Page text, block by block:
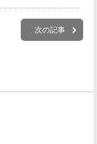
次の記事